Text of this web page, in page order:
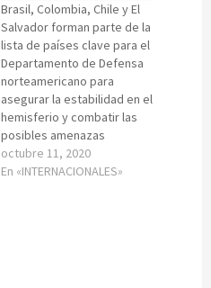
Brasil, Colombia, Chile y El
Salvador forman parte de la
lista de países clave para el
Departamento de Defensa
norteamericano para
asegurar la estabilidad en el
hemisferio y combatir las
posibles amenazas
octubre 11, 2020
En «INTERNACIONALES»